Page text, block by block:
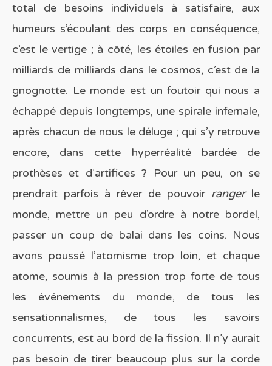
total de besoins individuels à satisfaire, aux
humeurs s’écoulant des corps en conséquence,
c’est le vertige ; à côté, les étoiles en fusion par
milliards de milliards dans le cosmos, c’est de la
gnognotte. Le monde est un foutoir qui nous a
échappé depuis longtemps, une spirale infernale,
après chacun de nous le déluge ; qui s’y retrouve
encore, dans cette hyperréalité bardée de
prothèses et d’artifices ? Pour un peu, on se
prendrait parfois à rêver de pouvoir ranger le
monde, mettre un peu d’ordre à notre bordel,
passer un coup de balai dans les coins. Nous
avons poussé l’atomisme trop loin, et chaque
atome, soumis à la pression trop forte de tous
les événements du monde, de tous les
sensationnalismes, de tous les savoirs
concurrents, est au bord de la fission. Il n’y aurait
pas besoin de tirer beaucoup plus sur la corde